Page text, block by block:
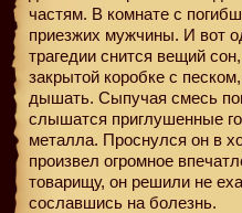
частям. В комнате с
приезжих мужчины. И вот
трагедии снится вещий
закрытой коробке с
дышать. Сыпучая смесь
слышатся приглушенные
металла. Проснулся он в
произвел огромное
товарищу, он решили не
сославшись на болезнь.